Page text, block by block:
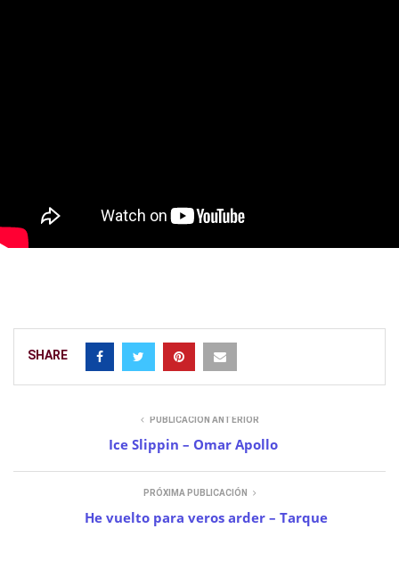
SHARE
PUBLICACIÓN ANTERIOR
Ice Slippin – Omar Apollo
PRÓXIMA PUBLICACIÓN
He vuelto para veros arder – Tarque